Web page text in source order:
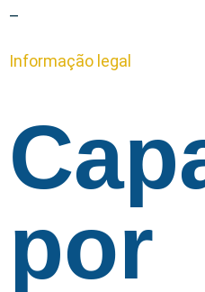
–
Informação legal
por